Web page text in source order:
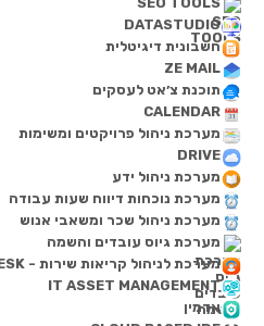
DATASTUDIO
חשבונית דיגיטלית
ZE MAIL
תוכנת צ׳אט לעסקים
CALENDAR
מערכת ניהול פרויקטים ומשימות
DRIVE
מערכת ניהול ידע
מערכת נוכחות דיווח שעות עבודה
מערכת ניהול שכר ומשאבי אנוש
מערכת גיוס עובדים והשמה
מערכת לניהול קריאות שירות - HELP DESK
IT ASSET MANAGEMENT
אדמין